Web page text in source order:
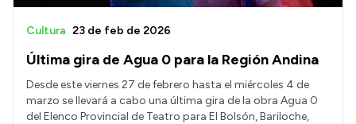
Última gira de Agua 0 para la Región Andina
Cultura 23 de feb de 2026
Desde este viernes 27 de febrero hasta el miércoles 4 de
marzo se llevará a cabo una última gira de la obra Agua 0
del Elenco Provincial de Teatro para El Bolsón, Bariloche,